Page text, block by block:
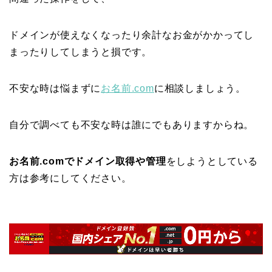
ドメインが使えなくなったり余計なお金がかかってし
まったりしてしまうと損です。
不安な時は悩まずに お名前.comに相談しましょう。
自分で調べても不安な時は誰にでもありますからね。
お名前.comでドメイン取得や管理 をしようとしている
方は参考にしてください。